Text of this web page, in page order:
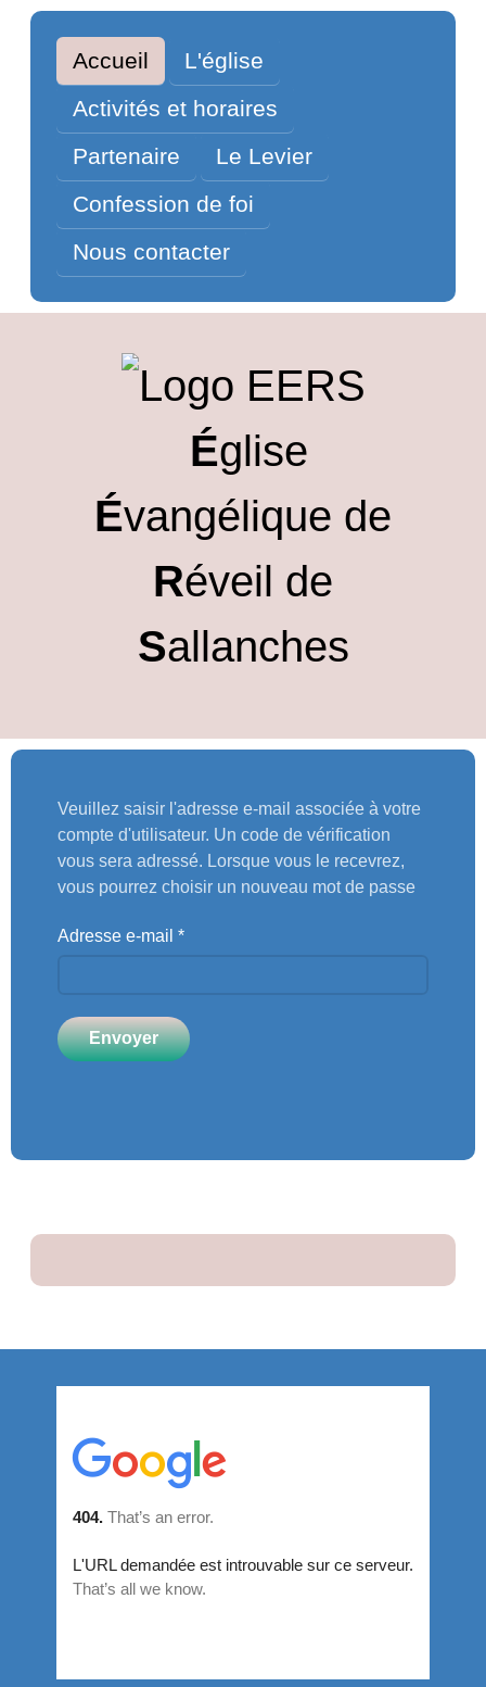
Accueil
L'église
Activités et horaires
Partenaire
Le Levier
Confession de foi
Nous contacter
Église
Évangélique de
Réveil de
Sallanches
Veuillez saisir l'adresse e-mail associée à votre
compte d'utilisateur. Un code de vérification
vous sera adressé. Lorsque vous le recevrez,
vous pourrez choisir un nouveau mot de passe
Adresse e-mail *
Envoyer